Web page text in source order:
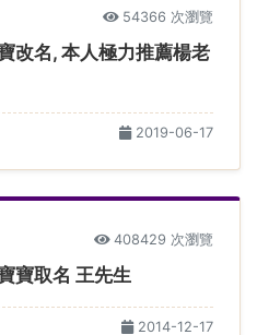
54366 次瀏覽
改名, 本人極力推薦楊老
2019-06-17
408429 次瀏覽
寶取名 王先生
2014-12-17